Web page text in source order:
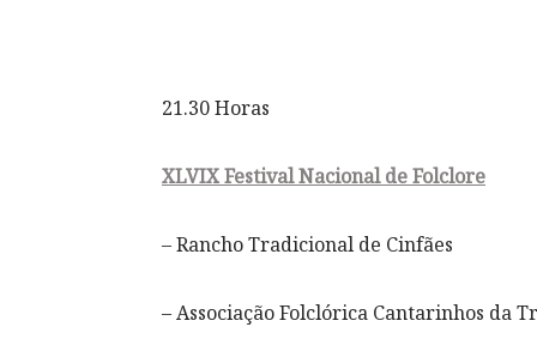
21.30 Horas
XLVIX Festival Nacional de Folclore
– Rancho Tradicional de Cinfães
– Associação Folclórica Cantarinhos da